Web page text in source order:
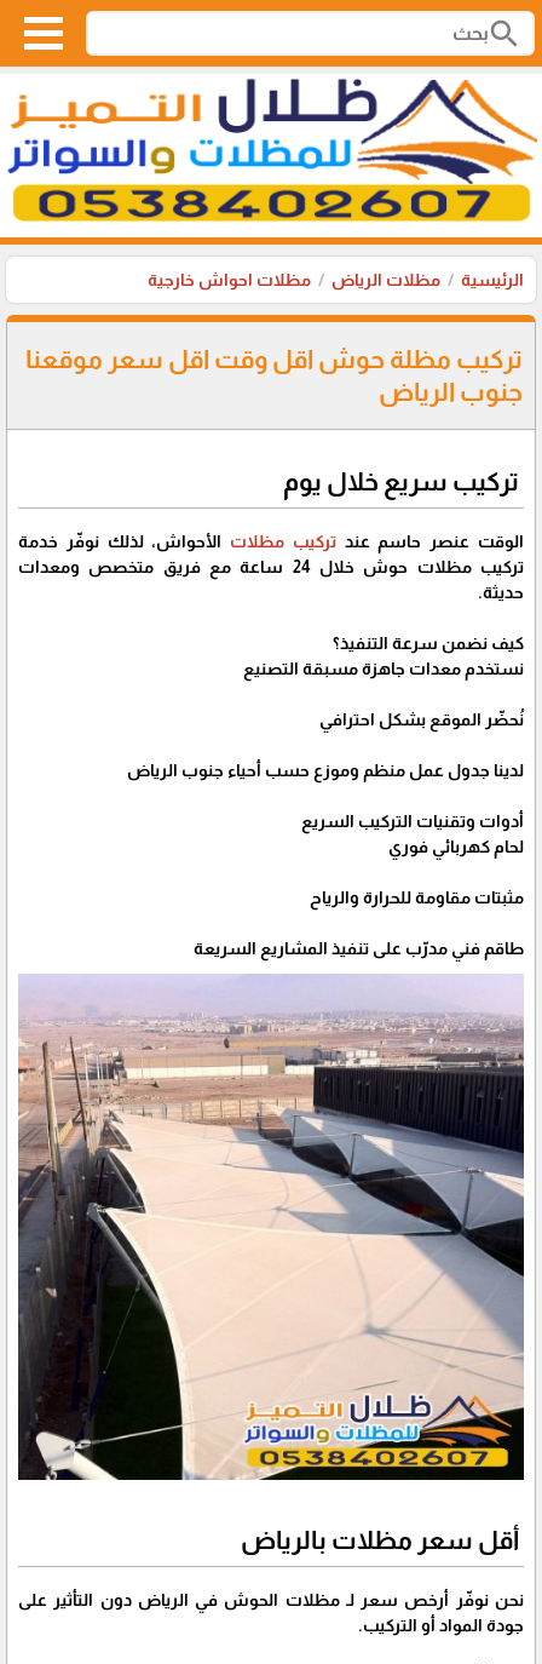
search
الرئيسية مظلات الرياض مظلات احواش خارجية
تركيب مظلة حوش اقل وقت اقل سعر موقعنا
جنوب الرياض
تركيب سريع خلال يوم
الوقت عنصر حاسم عند تركيب مظلات الأحواش، لذلك نوفّر خدمة
تركيب مظلات حوش خلال 24 ساعة مع فريق متخصص ومعدات
حديثة.
كيف نضمن سرعة التنفيذ؟
نستخدم معدات جاهزة مسبقة التصنيع
نُحضّر الموقع بشكل احترافي
لدينا جدول عمل منظم وموزع حسب أحياء جنوب الرياض
أدوات وتقنيات التركيب السريع
لحام كهربائي فوري
مثبتات مقاومة للحرارة والرياح
طاقم فني مدرّب على تنفيذ المشاريع السريعة
أقل سعر مظلات بالرياض
نحن نوفّر أرخص سعر لـ مظلات الحوش في الرياض دون التأثير على
جودة المواد أو التركيب.